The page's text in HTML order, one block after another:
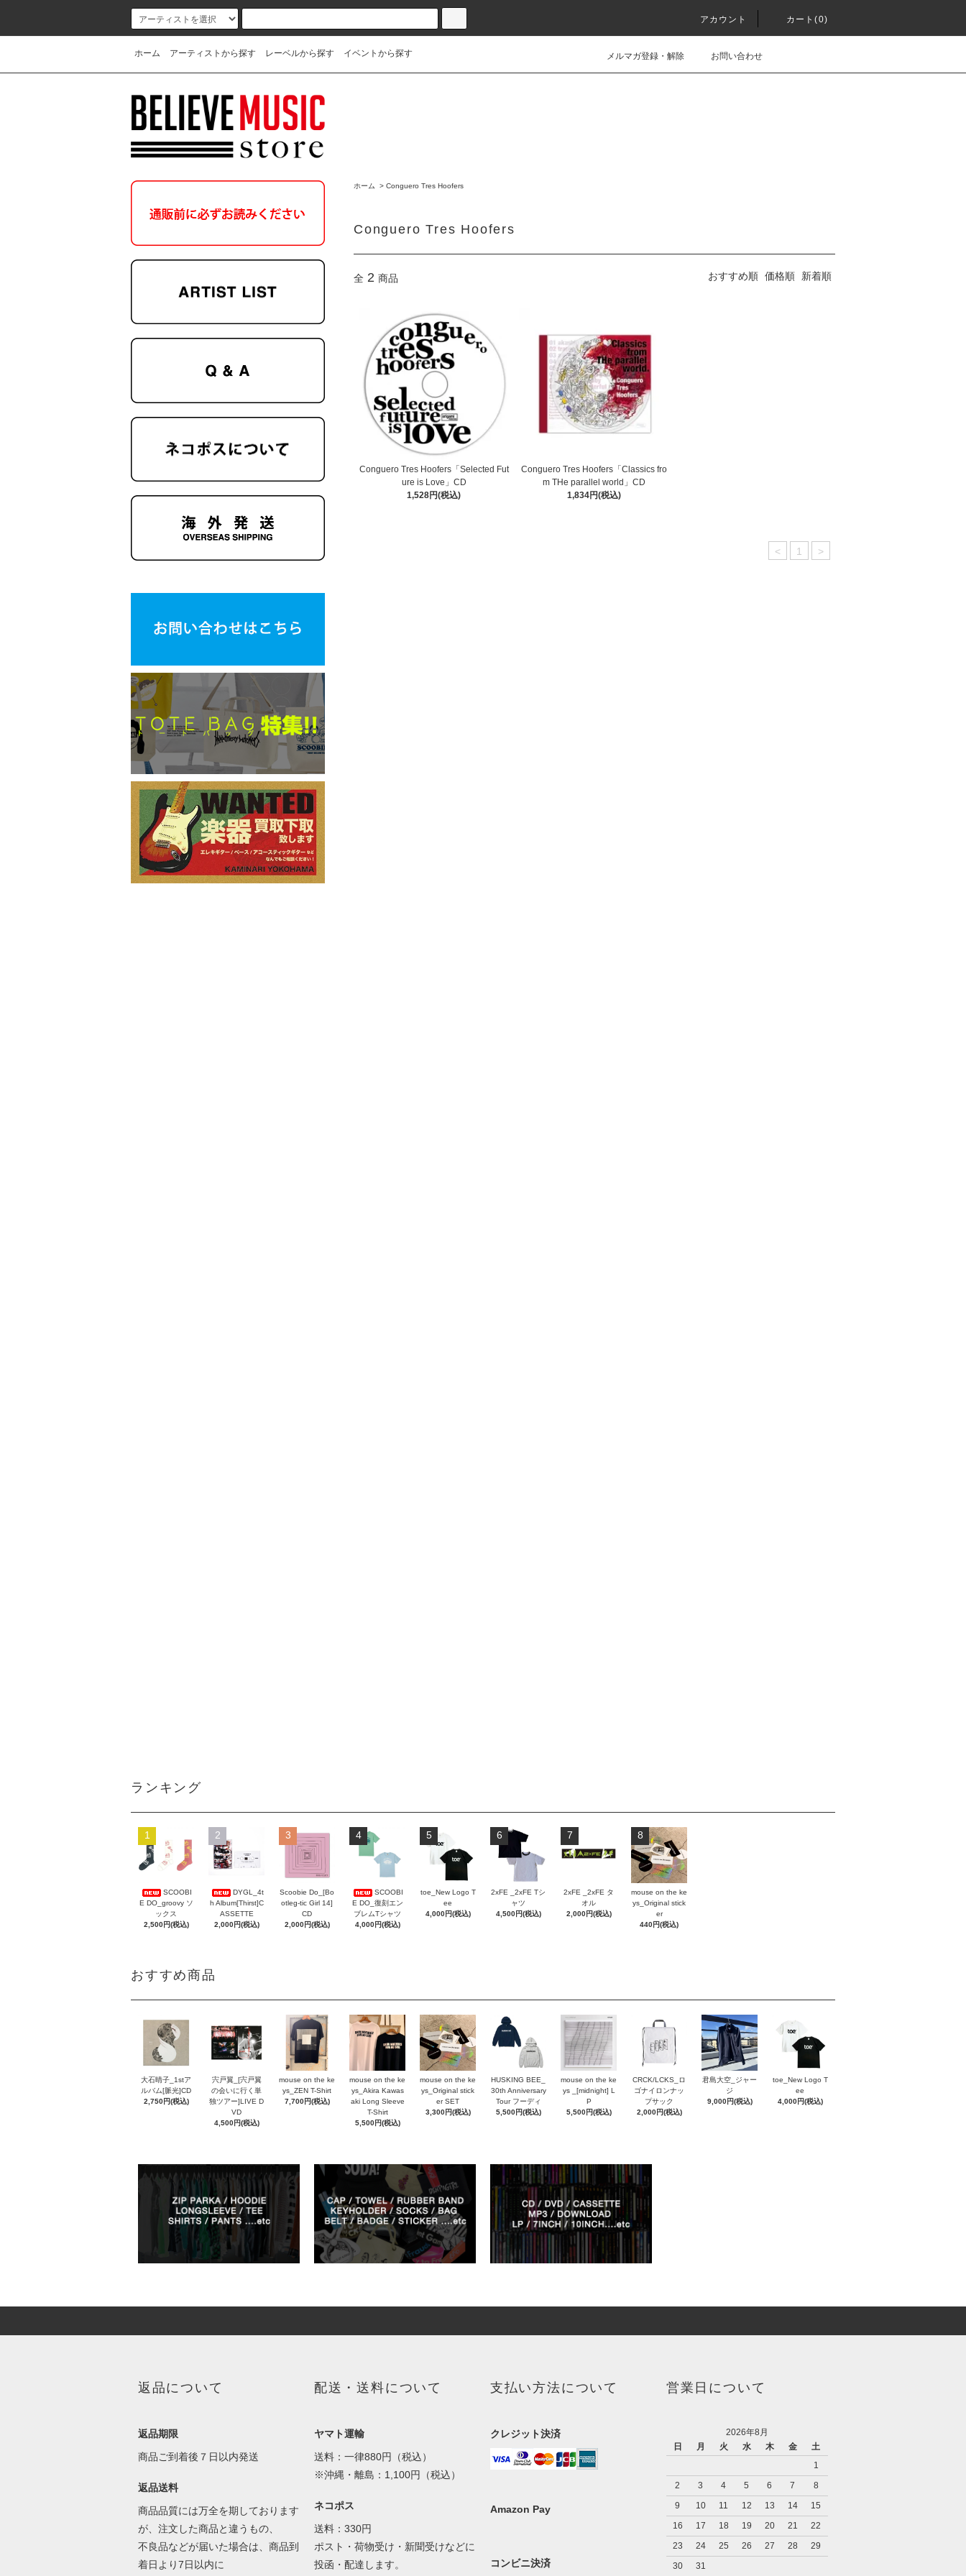
アカウント カート(0)
ホーム アーティストから探す レーベルから探す イベントから探す メルマガ登録・解除 お問い合わせ
ホーム > Conguero Tres Hoofers
Conguero Tres Hoofers
全 2 商品 おすすめ順 価格順 新着順
Conguero Tres Hoofers「Selected Fut
ure is Love」CD
1,528円(税込)
Conguero Tres Hoofers「Classics fro
m THe parallel world」CD
1,834円(税込)
< 1 >
ランキング
1
SCOOBI
E DO_groovy ソ
ックス
2,500円(税込)
2
DYGL_4t
h Album[Thirst]C
ASSETTE
2,000円(税込)
3
Scoobie Do_[Bo
otleg-tic Girl 14]
CD
2,000円(税込)
4
SCOOBI
E DO_復刻エン
ブレムTシャツ
4,000円(税込)
5
toe_New Logo T
ee
4,000円(税込)
6
2xFE _2xFE Tシ
ャツ
4,500円(税込)
7
2xFE _2xFE タ
オル
2,000円(税込)
8
mouse on the ke
ys_Original stick
er
440円(税込)
おすすめ商品
大石晴子_1stア
ルバム[脈光]CD
2,750円(税込)
宍戸翼_[宍戸翼
の会いに行く単
独ツアー]LIVE D
VD
4,500円(税込)
mouse on the ke
ys_ZEN T-Shirt
7,700円(税込)
mouse on the ke
ys_Akira Kawas
aki Long Sleeve
T-Shirt
5,500円(税込)
mouse on the ke
ys_Original stick
er SET
3,300円(税込)
HUSKING BEE_
30th Anniversary
Tour フーディ
5,500円(税込)
mouse on the ke
ys _[midnight] L
P
5,500円(税込)
CRCK/LCKS_ロ
ゴナイロンナッ
プサック
2,000円(税込)
君島大空_ジャー
ジ
9,000円(税込)
toe_New Logo T
ee
4,000円(税込)
返品について
返品期限
商品ご到着後７日以内発送
返品送料
商品品質には万全を期しております
が、注文した商品と違うもの、
不良品などが届いた場合は、商品到
着日より7日以内に
配送・送料について
ヤマト運輸
送料：一律880円（税込）
※沖縄・離島：1,100円（税込）
ネコポス
送料：330円
ポスト・荷物受け・新聞受けなどに
投函・配達します。
支払い方法について
クレジット決済
Amazon Pay
コンビニ決済
営業日について
2026年8月
日
月 火 水 木 金
土
1
2
3 4 5 6 7
8
9
10 11 12 13 14
15
16
17 18 19 20 21
22
23
24 25 26 27 28
29
30
31